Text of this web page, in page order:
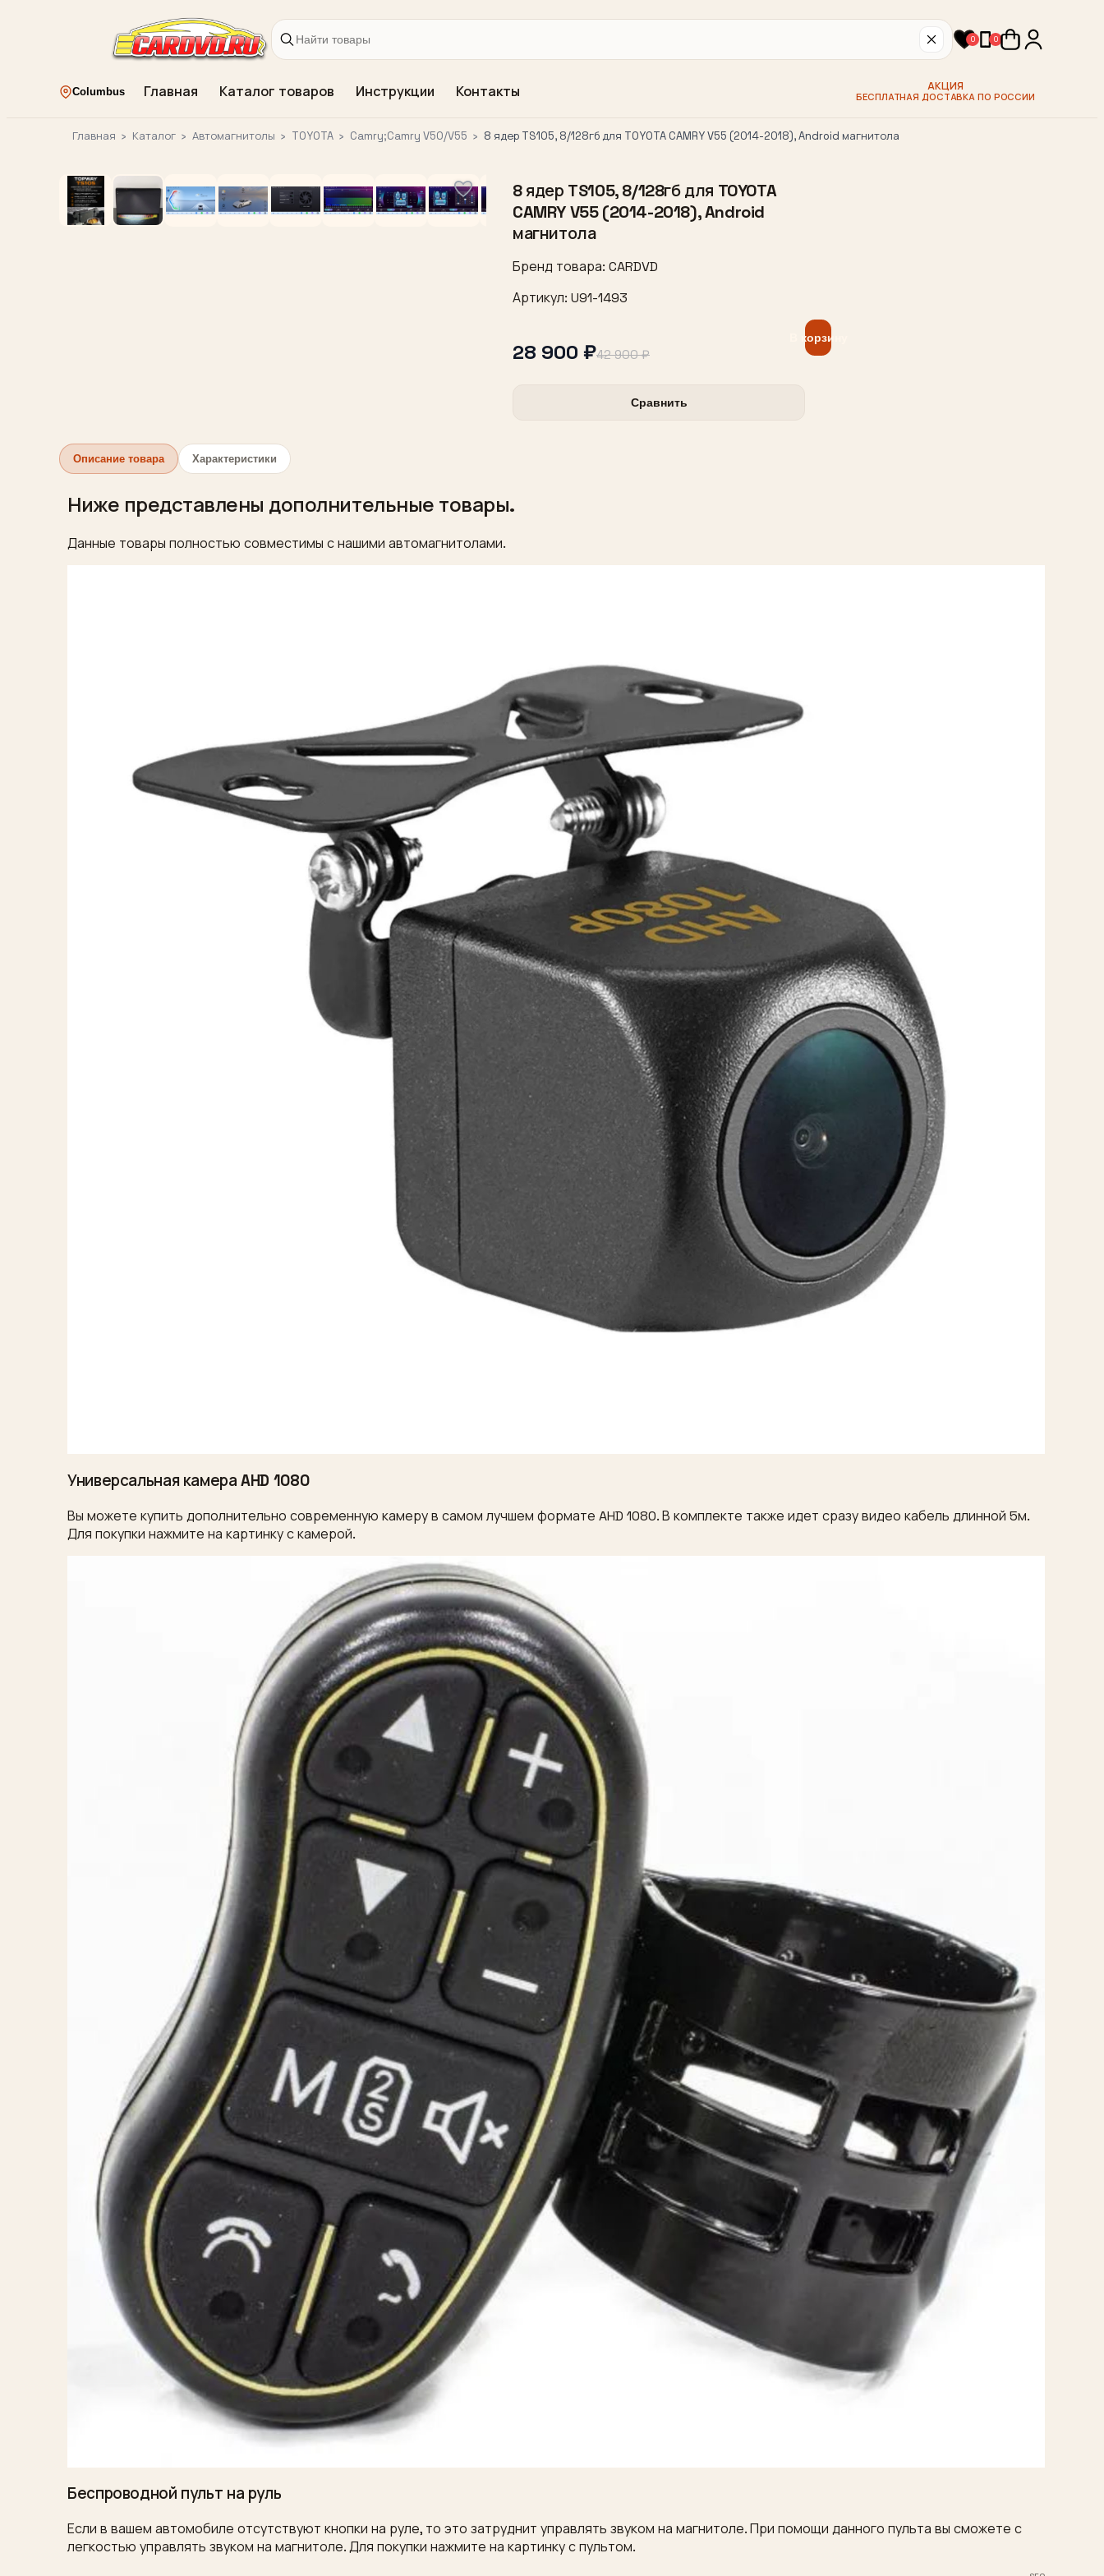
0 0
Columbus Главная Каталог товаров Инструкции Контакты АКЦИЯ
БЕСПЛАТНАЯ ДОСТАВКА ПО РОССИИ
Главная › Каталог › Автомагнитолы › TOYOTA › Camry;Camry V50/V55 › 8 ядер TS105, 8/128гб для TOYOTA CAMRY V55 (2014-2018), Android магнитола
8 ядер TS105, 8/128гб для TOYOTA
CAMRY V55 (2014-2018), Android
магнитола
Бренд товара: CARDVD
Артикул: U91-1493
28 900 ₽42 900 ₽
В корзину
Сравнить
Описание товара Характеристики
Ниже представлены дополнительные товары.
Данные товары полностью совместимы с нашими автомагнитолами.
Универсальная камера AHD 1080
Вы можете купить дополнительно современную камеру в самом лучшем формате AHD 1080. В комплекте также идет сразу видео кабель длинной 5м.
Для покупки нажмите на картинку с камерой.
Беспроводной пульт на руль
Если в вашем автомобиле отсутствуют кнопки на руле, то это затруднит управлять звуком на магнитоле. При помощи данного пульта вы сможете с
легкостью управлять звуком на магнитоле. Для покупки нажмите на картинку с пультом.